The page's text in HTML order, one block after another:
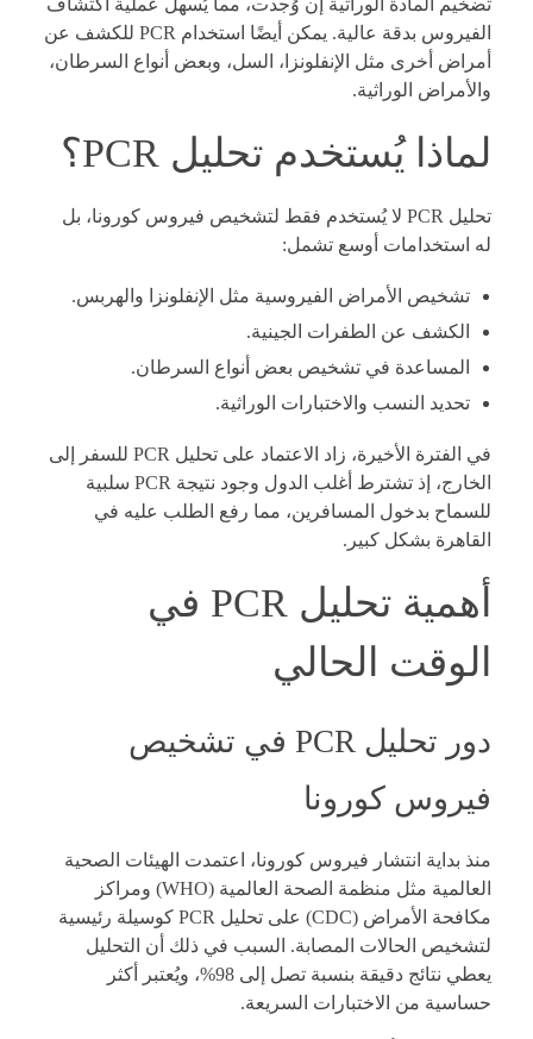
الفيروس بدقة عالية. يمكن أيضًا استخدام PCR للكشف عن
أمراض أخرى مثل الإنفلونزا، السل، وبعض أنواع السرطان،
والأمراض الوراثية.
لماذا يُستخدم تحليل PCR؟
تحليل PCR لا يُستخدم فقط لتشخيص فيروس كورونا، بل
له استخدامات أوسع تشمل:
تشخيص الأمراض الفيروسية مثل الإنفلونزا والهربس.
الكشف عن الطفرات الجينية.
المساعدة في تشخيص بعض أنواع السرطان.
تحديد النسب والاختبارات الوراثية.
في الفترة الأخيرة، زاد الاعتماد على تحليل PCR للسفر إلى
الخارج، إذ تشترط أغلب الدول وجود نتيجة PCR سلبية
للسماح بدخول المسافرين، مما رفع الطلب عليه في
القاهرة بشكل كبير.
أهمية تحليل PCR في
الوقت الحالي
دور تحليل PCR في تشخيص
فيروس كورونا
منذ بداية انتشار فيروس كورونا، اعتمدت الهيئات الصحية
العالمية مثل منظمة الصحة العالمية (WHO) ومراكز
مكافحة الأمراض (CDC) على تحليل PCR كوسيلة رئيسية
لتشخيص الحالات المصابة. السبب في ذلك أن التحليل
يعطي نتائج دقيقة بنسبة تصل إلى 98%، ويُعتبر أكثر
حساسية من الاختبارات السريعة.